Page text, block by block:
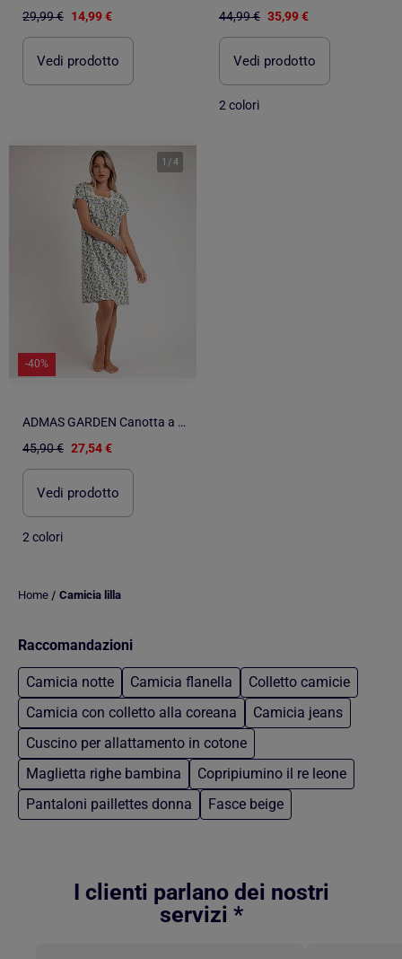
29,99 € 14,99 €
Vedi prodotto
44,99 € 35,99 €
Vedi prodotto
2 colori
1 /4
-40%
ADMAS GARDEN Canotta a maniche corte Dream Flowers da donna
45,90 € 27,54 €
Vedi prodotto
2 colori
Home / Camicia lilla
Raccomandazioni
Camicia notte Camicia flanella
Colletto camicie
Camicia con colletto alla coreana
Camicia jeans
Cuscino per allattamento in cotone
Maglietta righe bambina
Copripiumino il re leone
Pantaloni paillettes donna
Fasce beige
I clienti parlano dei nostri
servizi *